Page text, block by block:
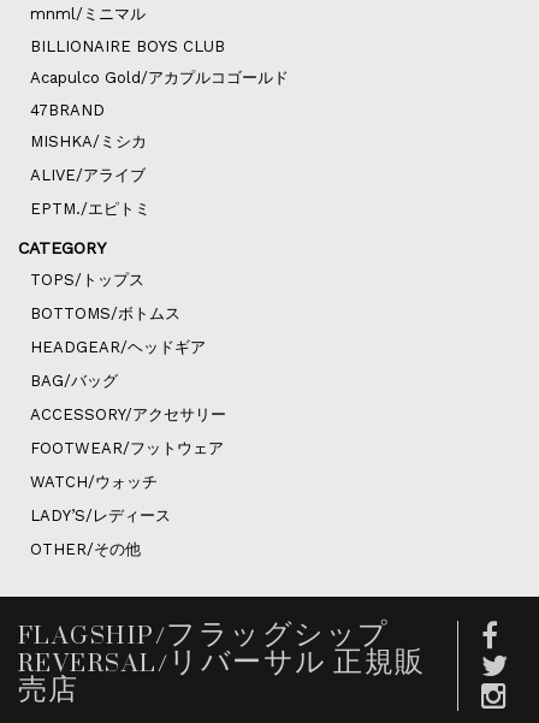
mnml/ミニマル
BILLIONAIRE BOYS CLUB
Acapulco Gold/アカプルコゴールド
47BRAND
MISHKA/ミシカ
ALIVE/アライブ
EPTM./エピトミ
CATEGORY
TOPS/トップス
BOTTOMS/ボトムス
HEADGEAR/ヘッドギア
BAG/バッグ
ACCESSORY/アクセサリー
FOOTWEAR/フットウェア
WATCH/ウォッチ
LADY’S/レディース
OTHER/その他
FLAGSHIP/フラッグシップ
REVERSAL/リバーサル 正規販
売店